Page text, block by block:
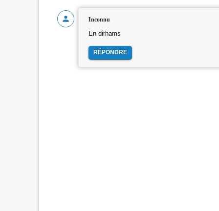
Inconnu
En dirhams
RÉPONDRE